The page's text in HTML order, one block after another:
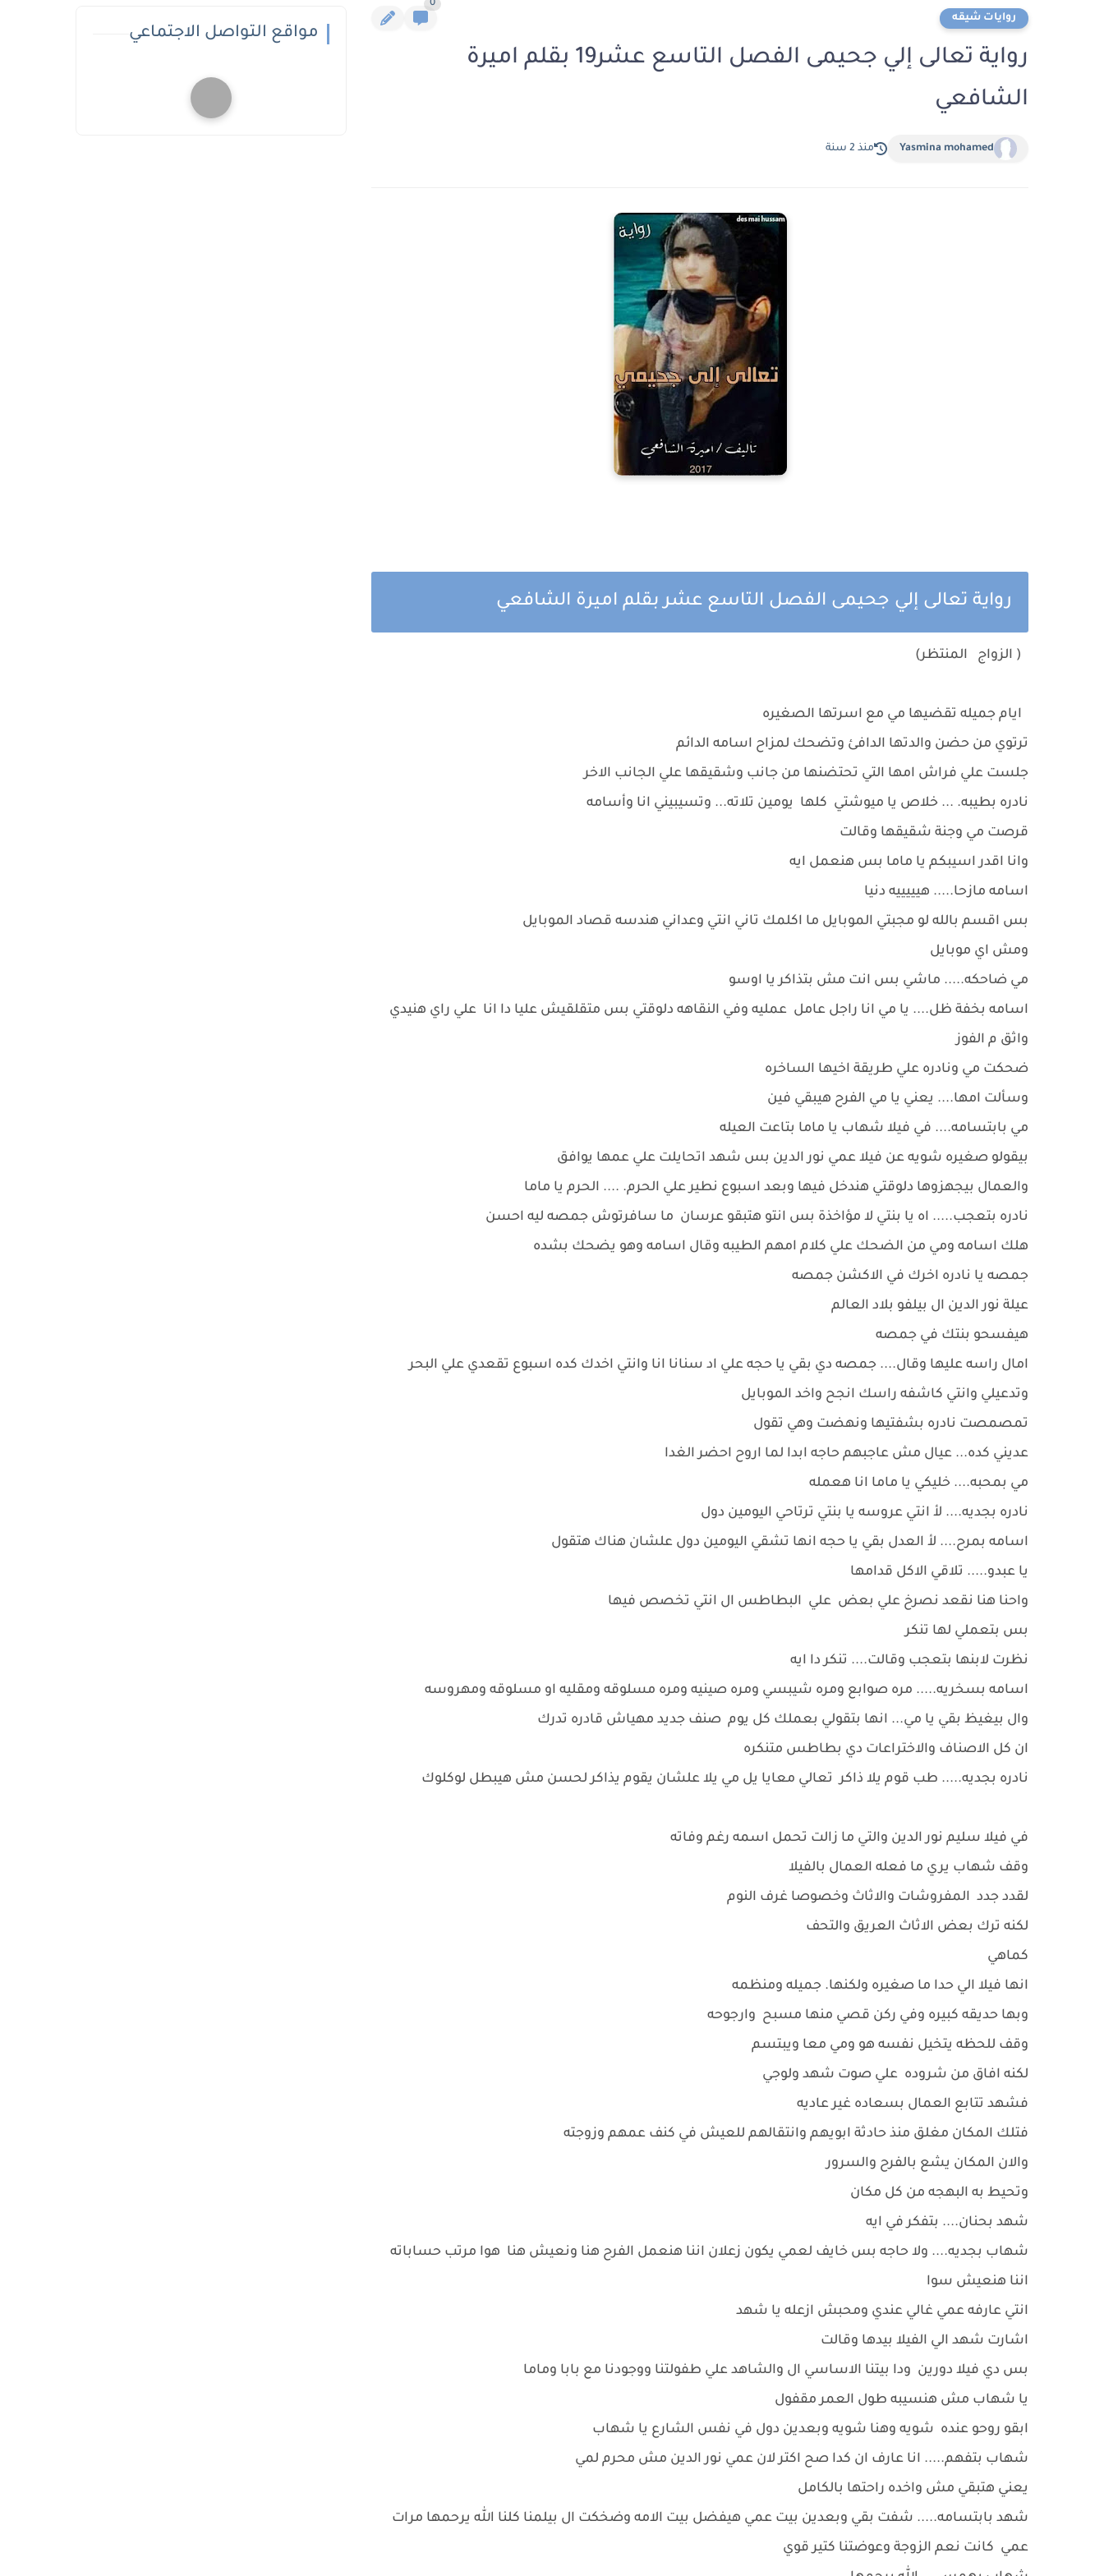
روايات شيقه
0
رواية تعالى إلي جحيمى الفصل التاسع عشر19 بقلم اميرة
الشافعي
Yasmina mohamed منذ 2 سنة
رواية تعالى إلي جحيمى الفصل التاسع عشر بقلم اميرة الشافعي
( الزواج المنتظر)
ايام جميله تقضيها مي مع اسرتها الصغيره
ترتوي من حضن والدتها الدافئ وتضحك لمزاح اسامه الدائم
جلست علي فراش امها التي تحتضنها من جانب وشقيقها علي الجانب الاخر
نادره بطيبه. ... خلاص يا ميوشتي كلها يومين تلاته... وتسيبيني انا وأسامه
قرصت مي وجنة شقيقها وقالت
وانا اقدر اسيبكم يا ماما بس هنعمل ايه
اسامه مازحا..... هيييييه دنيا
بس اقسم بالله لو مجبتي الموبايل ما اكلمك تاني انتي وعداني هندسه قصاد الموبايل
ومش اي موبايل
مي ضاحكه..... ماشي بس انت مش بتذاكر يا اوسو
اسامه بخفة ظل.... يا مي انا راجل عامل عمليه وفي النقاهه دلوقتي بس متقلقيش عليا دا انا علي راي هنيدي
واثق م الفوز
ضحكت مي ونادره علي طريقة اخيها الساخره
وسألت امها.... يعني يا مي الفرح هيبقي فين
مي بابتسامه.... في فيلا شهاب يا ماما بتاعت العيله
بيقولو صغيره شويه عن فيلا عمي نور الدين بس شهد اتحايلت علي عمها يوافق
والعمال بيجهزوها دلوقتي هندخل فيها وبعد اسبوع نطير علي الحرم. .... الحرم يا ماما
نادره بتعجب..... اه يا بنتي لا مؤاخذة بس انتو هتبقو عرسان ما سافرتوش جمصه ليه احسن
هلك اسامه ومي من الضحك علي كلام امهم الطيبه وقال اسامه وهو يضحك بشده
جمصه يا نادره اخرك في الاكشن جمصه
عيلة نور الدين ال بيلفو بلاد العالم
هيفسحو بنتك في جمصه
امال راسه عليها وقال.... جمصه دي بقي يا حجه علي اد سنانا انا وانتي اخدك كده اسبوع تقعدي علي البحر
وتدعيلي وانتي كاشفه راسك انجح واخد الموبايل
تمصمصت نادره بشفتيها ونهضت وهي تقول
عديني كده... عيال مش عاجبهم حاجه ابدا لما اروح احضر الغدا
مي بمحبه.... خليكي يا ماما انا هعمله
نادره بجديه.... لأ انتي عروسه يا بنتي ترتاحي اليومين دول
اسامه بمرح.... لأ العدل بقي يا حجه انها تشقي اليومين دول علشان هناك هتقول
يا عبدو..... تلاقي الاكل قدامها
واحنا هنا نقعد نصرخ علي بعض علي البطاطس ال انتي تخصص فيها
بس بتعملي لها تنكر
نظرت لابنها بتعجب وقالت.... تنكر دا ايه
اسامه بسخريه..... مره صوابع ومره شيبسي ومره صينيه ومره مسلوقه ومقليه او مسلوقه ومهروسه
وال بيغيظ بقي يا مي... انها بتقولي بعملك كل يوم صنف جديد مهياش قادره تدرك
ان كل الاصناف والاختراعات دي بطاطس متنكره
نادره بجديه..... طب قوم يلا ذاكر تعالي معايا يل مي يلا علشان يقوم يذاكر لحسن مش هيبطل لوكلوك
في فيلا سليم نور الدين والتي ما زالت تحمل اسمه رغم وفاته
وقف شهاب يري ما فعله العمال بالفيلا
لقدد جدد المفروشات والاثاث وخصوصا غرف النوم
لكنه ترك بعض الاثاث العريق والتحف
كماهي
انها فيلا الي حدا ما صغيره ولكنها. جميله ومنظمه
وبها حديقه كبيره وفي ركن قصي منها مسبح وارجوحه
وقف للحظه يتخيل نفسه هو ومي معا ويبتسم
لكنه افاق من شروده علي صوت شهد ولوجي
فشهد تتابع العمال بسعاده غير عاديه
فتلك المكان مغلق منذ حادثة ابويهم وانتقالهم للعيش في كنف عمهم وزوجته
والان المكان يشع بالفرح والسرور
وتحيط به البهجه من كل مكان
شهد بحنان.... بتفكر في ايه
شهاب بجديه.... ولا حاجه بس خايف لعمي يكون زعلان اننا هنعمل الفرح هنا ونعيش هنا هوا مرتب حساباته
اننا هنعيش سوا
انتي عارفه عمي غالي عندي ومحبش ازعله يا شهد
اشارت شهد الي الفيلا بيدها وقالت
بس دي فيلا دورين ودا بيتنا الاساسي ال والشاهد علي طفولتنا ووجودنا مع بابا وماما
يا شهاب مش هنسيبه طول العمر مقفول
ابقو روحو عنده شويه وهنا شويه وبعدين دول في نفس الشارع يا شهاب
شهاب بتفهم..... انا عارف ان كدا صح اكتر لان عمي نور الدين مش محرم لمي
يعني هتبقي مش واخده راحتها بالكامل
شهد بابتسامه..... شفت بقي وبعدين بيت عمي هيفضل بيت الامه وضخكت ال بيلمنا كلنا الله يرحمها مرات
عمي كانت نعم الزوجة وعوضتنا كتير قوي
مواقع التواصل الاجتماعي